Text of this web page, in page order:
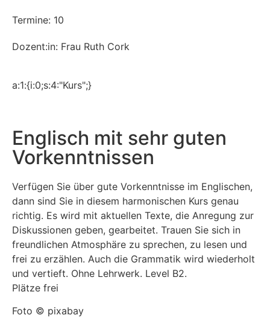
Englisch mit sehr guten
Vorkenntnissen
Verfügen Sie über gute Vorkenntnisse im Englischen,
dann sind Sie in diesem harmonischen Kurs genau
richtig. Es wird mit aktuellen Texte, die Anregung zur
Diskussionen geben, gearbeitet. Trauen Sie sich in
freundlichen Atmosphäre zu sprechen, zu lesen und
frei zu erzählen. Auch die Grammatik wird wiederholt
und vertieft. Ohne Lehrwerk. Level B2.
Plätze frei
Foto © pixabay
Termine: 10
Dozent:in: Frau Ruth Cork
a:1:{i:0;s:4:"Kurs";}